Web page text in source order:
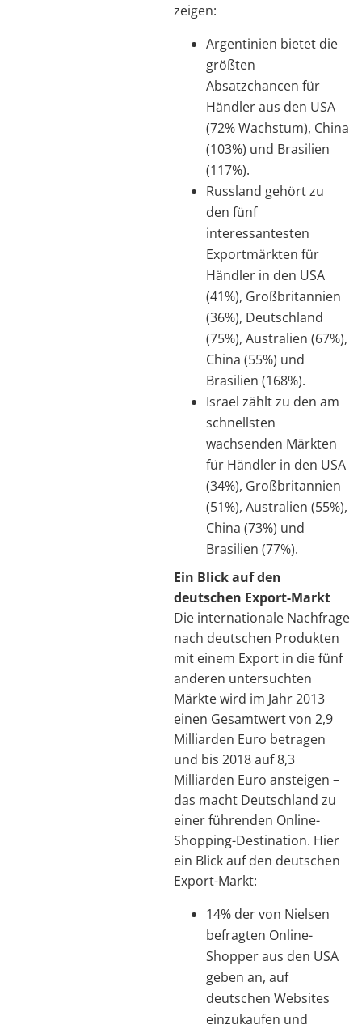
zeigen:
Argentinien bietet die
größten
Absatzchancen für
Händler aus den USA
(72% Wachstum), China
(103%) und Brasilien
(117%).
Russland gehört zu
den fünf
interessantesten
Exportmärkten für
Händler in den USA
(41%), Großbritannien
(36%), Deutschland
(75%), Australien (67%),
China (55%) und
Brasilien (168%).
Israel zählt zu den am
schnellsten
wachsenden Märkten
für Händler in den USA
(34%), Großbritannien
(51%), Australien (55%),
China (73%) und
Brasilien (77%).
Ein Blick auf den
deutschen Export-Markt
Die internationale Nachfrage
nach deutschen Produkten
mit einem Export in die fünf
anderen untersuchten
Märkte wird im Jahr 2013
einen Gesamtwert von 2,9
Milliarden Euro betragen
und bis 2018 auf 8,3
Milliarden Euro ansteigen –
das macht Deutschland zu
einer führenden Online-
Shopping-Destination. Hier
ein Blick auf den deutschen
Export-Markt:
14% der von Nielsen
befragten Online-
Shopper aus den USA
geben an, auf
deutschen Websites
einzukaufen und